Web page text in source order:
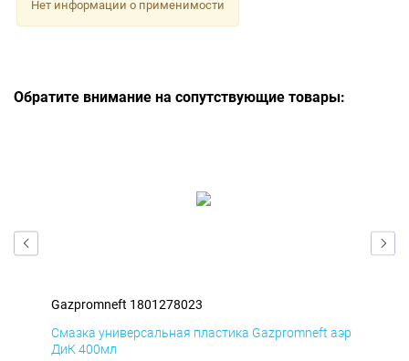
Нет информации о применимости
Обратите внимание на сопутствующие товары:
Gazpromneft 1801278023
Смазка универсальная пластика Gazpromneft аэр
ДиК 400мл